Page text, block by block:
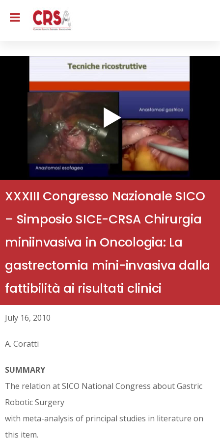
XXXIII Congresso Nazionale SICO
– Simposio SICE-CRSA Chirurgia
miniinvasiva in Oncologia: La
gastrectomia mini-invasiva dalla
fattibilità ai risultati clinici
July 16, 2010
A. Coratti
SUMMARY
The relation at SICO National Congress about Gastric
Robotic Surgery
with meta-analysis of principal studies in literature on
this item.